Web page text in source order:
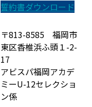
誓約書ダウンロード
〒813-8585 福岡市
東区香椎浜ふ頭１-2-
17
アビスパ福岡アカデ
ミーU-12セレクショ
ン係